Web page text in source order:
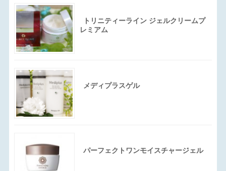
トリニティーライン ジェルクリームプ
レミアム
メディプラスゲル
パーフェクトワンモイスチャージェル